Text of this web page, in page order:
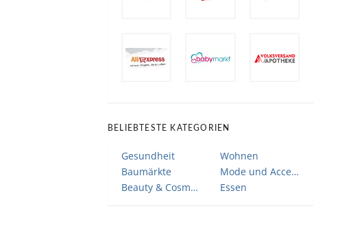
BELIEBTESTE KATEGORIEN
Gesundheit
Wohnen
Baumärkte
Mode und Accessoires
Beauty & Cosmetic
Essen